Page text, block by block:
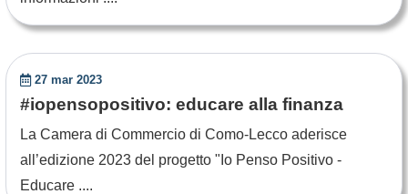
27 mar 2023
#iopensopositivo: educare alla finanza
La Camera di Commercio di Como-Lecco aderisce
all’edizione 2023 del progetto "Io Penso Positivo -
Educare ....